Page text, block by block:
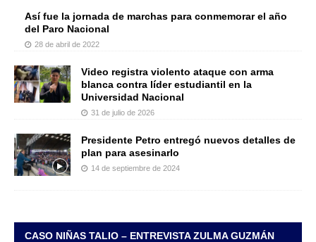
Así fue la jornada de marchas para conmemorar el año
del Paro Nacional
28 de abril de 2022
Video registra violento ataque con arma
blanca contra líder estudiantil en la
Universidad Nacional
31 de julio de 2026
Presidente Petro entregó nuevos detalles de
plan para asesinarlo
14 de septiembre de 2024
CASO NIÑAS TALIO – ENTREVISTA ZULMA GUZMÁN